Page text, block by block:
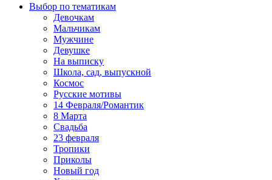
Выбор по тематикам
Девочкам
Мальчикам
Мужчине
Девушке
На выписку
Школа, сад, выпускной
Космос
Русские мотивы
14 Февраля/Романтик
8 Марта
Свадьба
23 февраля
Тропики
Приколы
Новый год